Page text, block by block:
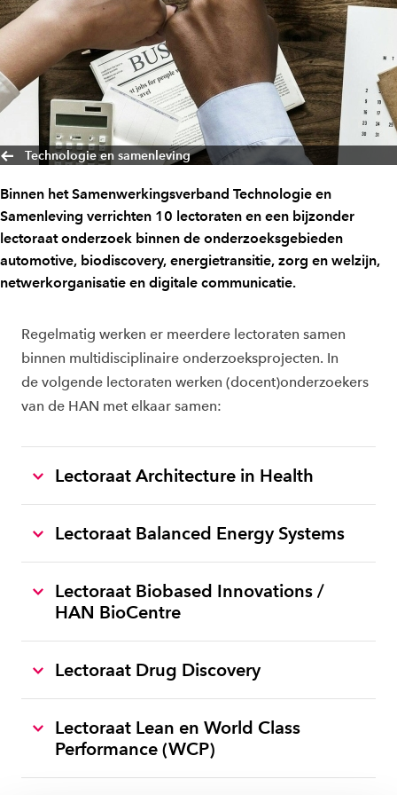
Technologie en samenleving
Binnen het Samenwerkingsverband Technologie en
Samenleving verrichten 10 lectoraten en een bijzonder
lectoraat onderzoek binnen de onderzoeksgebieden
automotive, biodiscovery, energietransitie, zorg en welzijn,
netwerkorganisatie en digitale communicatie.
Regelmatig werken er meerdere lectoraten samen
binnen multidisciplinaire onderzoeksprojecten. In
de volgende lectoraten werken (docent)onderzoekers
van de HAN met elkaar samen:
Lectoraat Architecture in Health
Lectoraat Balanced Energy Systems
Lectoraat Biobased Innovations /
HAN BioCentre
Lectoraat Drug Discovery
Lectoraat Lean en World Class
Performance (WCP)